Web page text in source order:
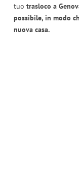
tuo trasloco a
possibile, in modo
nuova casa.